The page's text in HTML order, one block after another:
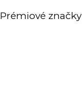
Prémiové značky